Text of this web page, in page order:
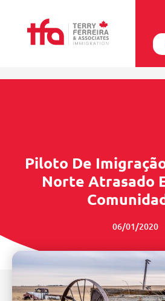
Piloto De
Norte Atrasado
06/01/2020